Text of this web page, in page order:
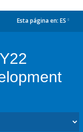
Esta página en: ES